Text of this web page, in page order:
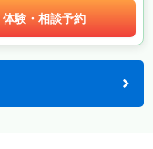
体験・相談予約